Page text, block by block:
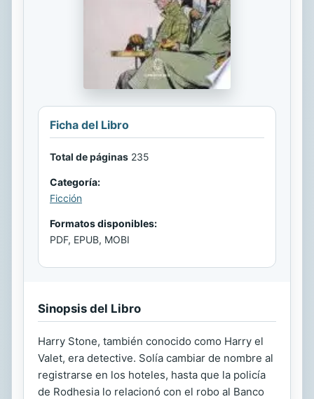
Ficha del Libro
Total de páginas 235
Categoría:
Ficción
Formatos disponibles:
PDF, EPUB, MOBI
Sinopsis del Libro
Harry Stone, también conocido como Harry el
Valet, era detective. Solía cambiar de nombre al
registrarse en los hoteles, hasta que la policía
de Rodhesia lo relacionó con el robo al Banco